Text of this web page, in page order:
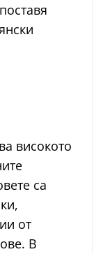
високото
са
от
В